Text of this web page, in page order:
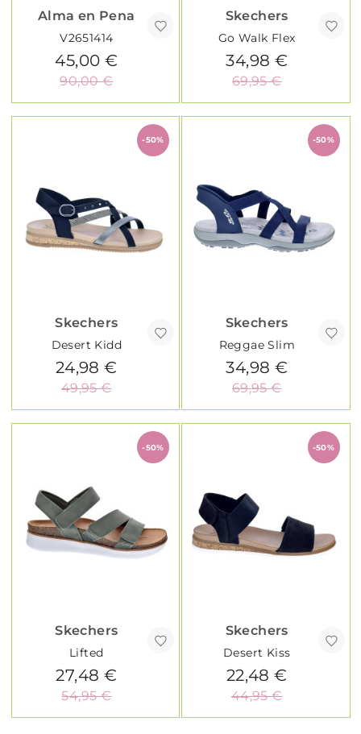
Alma en Pena
V2651414
45,00 €
90,00 €
Skechers
Go Walk Flex
34,98 €
69,95 €
-50%
Skechers
Desert Kidd
24,98 €
49,95 €
-50%
Skechers
Reggae Slim
34,98 €
69,95 €
-50%
Skechers
Lifted
27,48 €
54,95 €
-50%
Skechers
Desert Kiss
22,48 €
44,95 €